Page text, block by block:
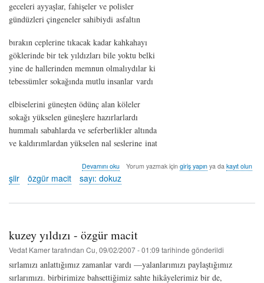
geceleri ayyaşlar, fahişeler ve polisler
gündüzleri çingeneler sahibiydi asfaltın
bırakın ceplerine tıkacak kadar kahkahayı
göklerinde bir tek yıldızları bile yoktu belki
yine de hallerinden memnun olmalıydılar ki
tebessümler sokağında mutlu insanlar vardı
elbiselerini güneşten ödünç alan köleler
sokağı yükselen güneşlere hazırlarlardı
hummalı sabahlarda ve seferberlikler altında
ve kaldırımlardan yükselen nal seslerine inat
tebessümler
-
macit
Devamını oku Yorum yazmak için giriş yapınya da kayıt olun
şiir özgür macit sayı: dokuz
kuzey yıldızı - özgür macit
Vedat Kamertarafından Cu, 09/02/2007 - 01:09 tarihinde gönderildi
sırlamızı anlattığımız zamanlar vardı —yalanlarımızı paylaştığımız
sırlarımızı. birbirimize bahsettiğimiz sahte hikâyelerimiz bir de,